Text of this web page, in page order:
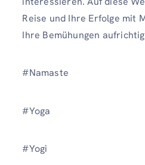
Reise und Ihre Erfolge mit
Ihre Bemühungen
#Namaste
#Yoga
#Yogi